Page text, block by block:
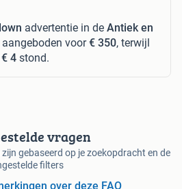
advertentie in de Antiek en
voor€ 350, terwijl
€ 4 stond.
vragen
gebaseerd op je zoekopdracht en de
filters
over deze FAQ